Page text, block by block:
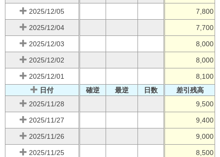
2025/12/05 7,800
2025/12/04 7,700
2025/12/03 8,000
2025/12/02 8,000
2025/12/01
8,100
日付
確逆 最逆 日数
差引残高
2025/11/28
9,500
2025/11/27 9,400
2025/11/26 9,000
2025/11/25 8,500